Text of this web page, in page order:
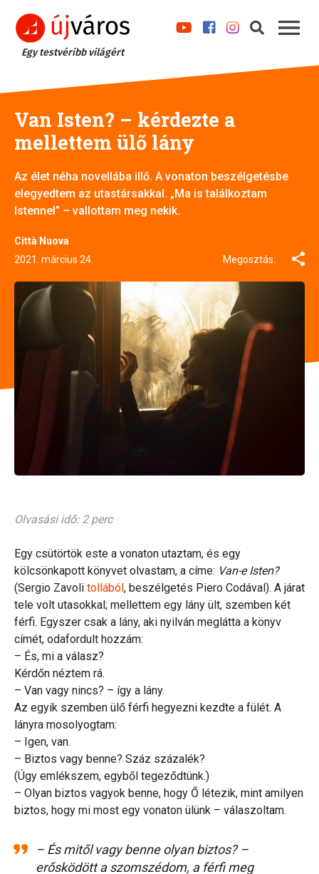
Egy testvéribb világért
Van Isten? – kérdezte a
mellettem ülő lány
Az élet néha novellába illő. A vonaton beszélgetésbe
elegyedtem az utastársakkal. „Ma is találkoztam
Istennel” – vallottam meg nekik.
Città Nuova
2021. március 24.
Megosztás:
Olvasási idő: 2 perc
Egy csütörtök este a vonaton utaztam, és egy
kölcsönkapott könyvet olvastam, a címe: Van-e Isten?
(Sergio Zavoli tollából, beszélgetés Piero Codával). A járat
tele volt utasokkal; mellettem egy lány ült, szemben két
férfi. Egyszer csak a lány, aki nyilván meglátta a könyv
címét, odafordult hozzám:
– És, mi a válasz?
Kérdőn néztem rá.
– Van vagy nincs? – így a lány.
Az egyik szemben ülő férfi hegyezni kezdte a fülét. A
lányra mosolyogtam:
– Igen, van.
– Biztos vagy benne? Száz százalék?
(Úgy emlékszem, egyből tegeződtünk.)
– Olyan biztos vagyok benne, hogy Ő létezik, mint amilyen
biztos, hogy mi most egy vonaton ülünk – válaszoltam.
– És mitől vagy benne olyan biztos? –
erősködött a szomszédom, a férfi meg